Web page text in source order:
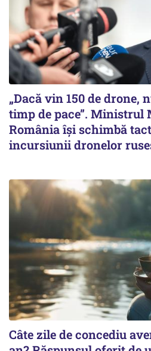
„Dacă vin 150 de drone,
timp de pace”. Ministrul
România își schimbă
incursiunii dronelor
Câte zile de concediu